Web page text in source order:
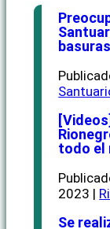
todo el
2023 |
Se